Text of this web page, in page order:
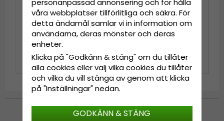
Hattar - Gårda
Toquerville Crushable
Wool felt Western hat
(beige)
999 kr
Stråhatt - Gårda
Funchal Raffia Fedora
(ljus natur/mörkbrun)
699 kr
Till Kassan
personanpassad annonsering och för hålla
våra webbplatser tillförlitliga och säkra. För
detta ändamål samlar vi in information om
användarna, deras mönster och deras
enheter.
Klicka på "Godkänn & stäng" om du tillåter
alla cookies eller välj vilka cookies du tillåter
och vilka du vill stänga av genom att klicka
på "Inställningar" nedan.
GODKÄNN & STÄNG